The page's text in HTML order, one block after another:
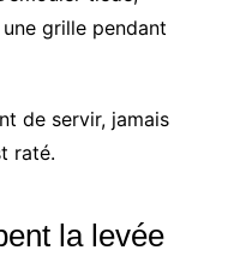
grille pendant
de servir, jamais
raté.
la levée